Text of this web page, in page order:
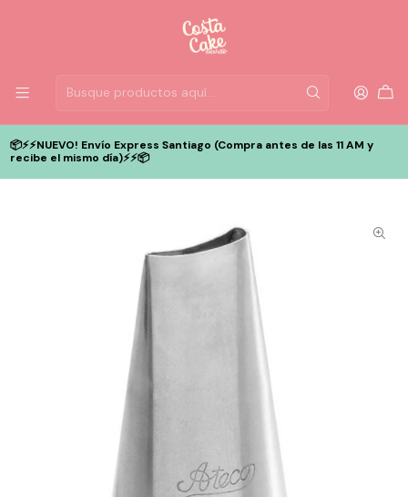
📦⚡️⚡️NUEVO! Envío Express Santiago (Compra antes de las 11 AM y
recibe el mismo día)⚡️⚡️📦